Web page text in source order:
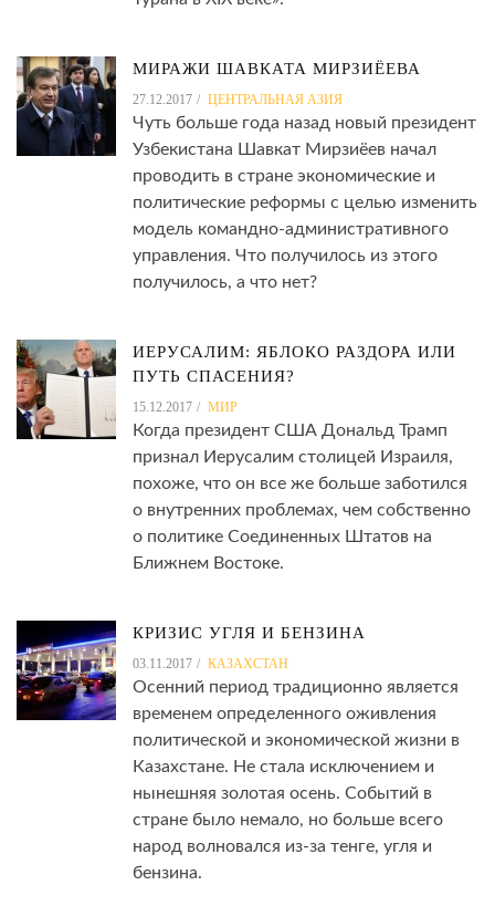
МИРАЖИ ШАВКАТА МИРЗИЁЕВА
27.12.2017 ЦЕНТРАЛЬНАЯ АЗИЯ
Чуть больше года назад новый президент
Узбекистана Шавкат Мирзиёев начал
проводить в стране экономические и
политические реформы с целью изменить
модель командно-административного
управления. Что получилось из этого
получилось, а что нет?
ИЕРУСАЛИМ: ЯБЛОКО РАЗДОРА ИЛИ
ПУТЬ СПАСЕНИЯ?
15.12.2017 МИР
Когда президент США Дональд Трамп
признал Иерусалим столицей Израиля,
похоже, что он все же больше заботился
о внутренних проблемах, чем собственно
о политике Соединенных Штатов на
Ближнем Востоке.
КРИЗИС УГЛЯ И БЕНЗИНА
03.11.2017 КАЗАХСТАН
Осенний период традиционно является
временем определенного оживления
политической и экономической жизни в
Казахстане. Не стала исключением и
нынешняя золотая осень. Событий в
стране было немало, но больше всего
народ волновался из-за тенге, угля и
бензина.